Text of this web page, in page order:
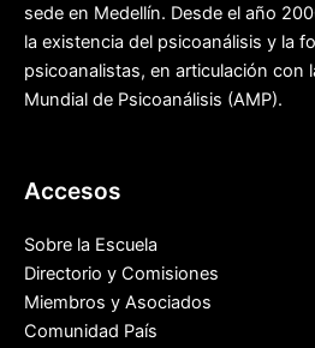
sede en Medellín. Desde el año
la existencia del psicoanálisis y la
psicoanalistas, en articulación con
Mundial de Psicoanálisis (AMP).
Accesos
Sobre la Escuela
Directorio y Comisiones
Miembros y Asociados
Comunidad País